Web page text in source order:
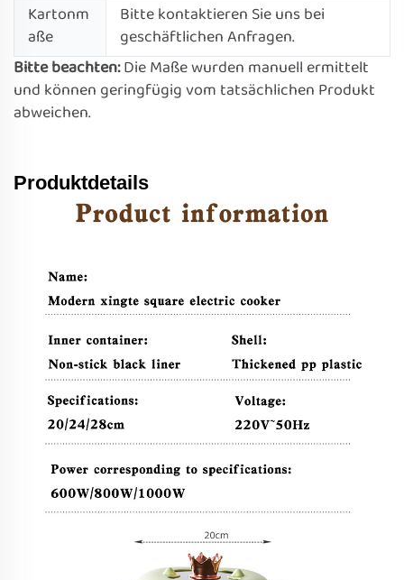
Kartonm
aße
Bitte kontaktieren Sie uns bei
geschäftlichen Anfragen.
Bitte beachten:Die Maße wurden manuell ermittelt
und können geringfügig vom tatsächlichen Produkt
abweichen.
Produktdetails